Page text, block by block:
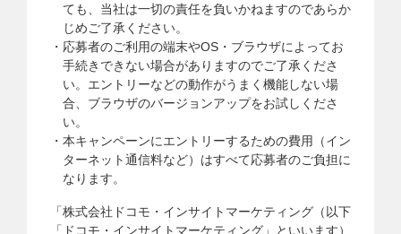
ても、当社は一切の責任を負いかねますのであらか
じめご了承ください。
応募者のご利用の端末やOS・ブラウザによってお
手続きできない場合がありますのでご了承くださ
い。エントリーなどの動作がうまく機能しない場
合、ブラウザのバージョンアップをお試しくださ
い。
本キャンペーンにエントリーするための費用（イン
ターネット通信料など）はすべて応募者のご負担に
なります。
「株式会社ドコモ・インサイトマーケティング（以下
「ドコモ・インサイトマーケティング」といいます）